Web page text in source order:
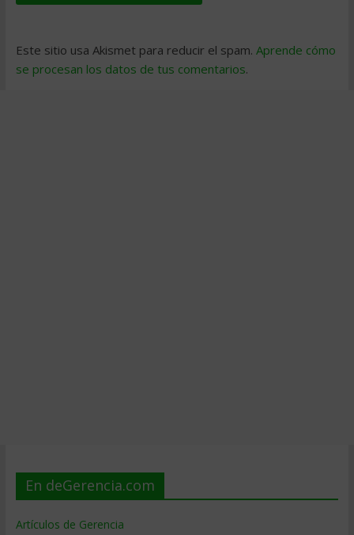
Este sitio usa Akismet para reducir el spam. Aprende cómo
se procesan los datos de tus comentarios.
En deGerencia.com
Artículos de Gerencia